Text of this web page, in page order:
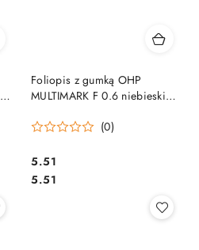
Foliopis z gumką OHP
MULTIMARK F 0.6 niebieski
(0)
Cena:
5.51
Cena:
5.51